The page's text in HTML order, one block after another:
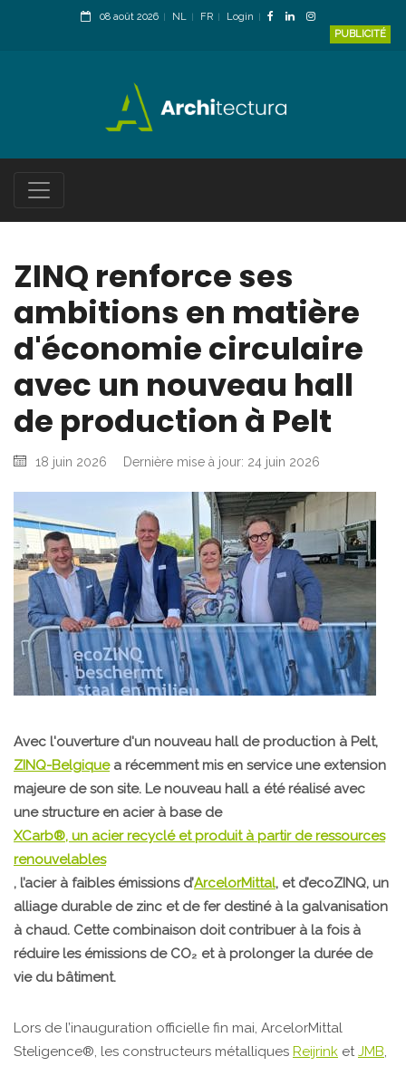
08 août 2026 NL FR
Login
PUBLICITÉ
ZINQ renforce ses
ambitions en matière
d'économie circulaire
avec un nouveau hall
de production à Pelt
18 juin 2026 Dernière mise à jour: 24 juin 2026
Avec l'ouverture d'un nouveau hall de production à Pelt,
ZINQ-Belgiquea récemment mis en service une extension
majeure de son site. Le nouveau hall a été réalisé avec
une structure en acier à base de
XCarb®, un acier recyclé et produit à partir de ressources
renouvelables
, l’acier à faibles émissions d’ArcelorMittal, et d’ecoZINQ, un
alliage durable de zinc et de fer destiné à la galvanisation
à chaud. Cette combinaison doit contribuer à la fois à
réduire les émissions de CO₂ et à prolonger la durée de
vie du bâtiment.
Lors de l’inauguration officielle fin mai, ArcelorMittal
Steligence®, les constructeurs métalliques Reijrink etJMB,